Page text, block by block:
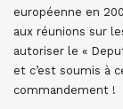
européenne en
aux réunions sur
autoriser le «
et c’est soumis à
commandement !